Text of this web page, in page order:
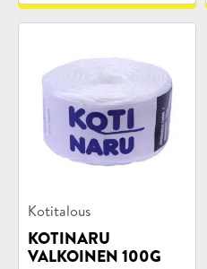
Tuotekategoriat:
Kotitalous
KOTINARU
VALKOINEN 100G